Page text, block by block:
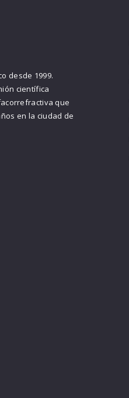
desde 1999.
científica
que
en la ciudad de